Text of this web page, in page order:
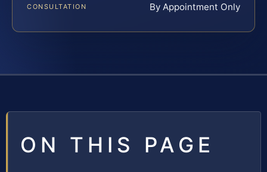
CONSULTATION By Appointment Only
ON THIS PAGE